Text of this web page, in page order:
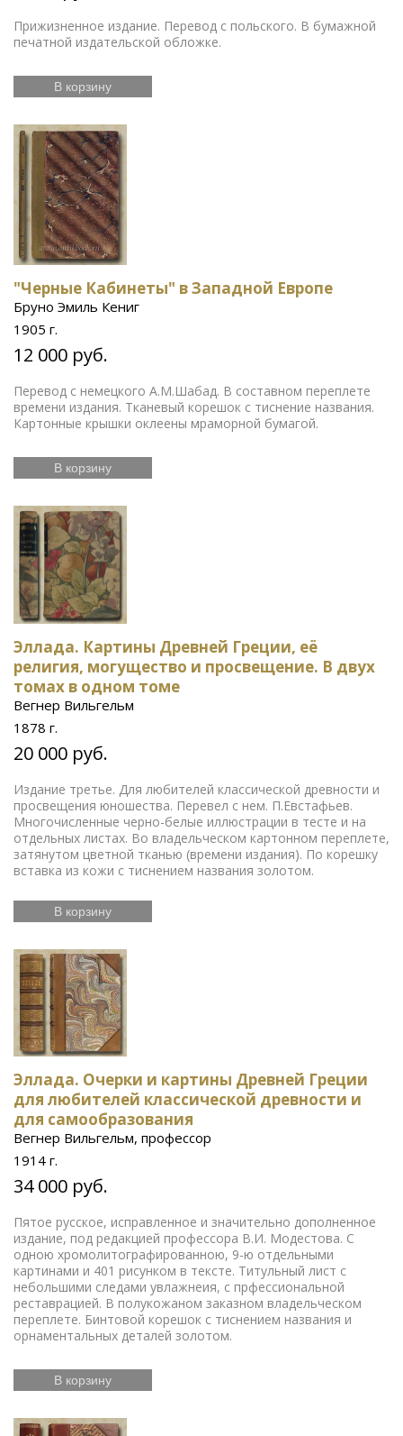
Прижизненное издание. Перевод с польского. В бумажной
печатной издательской обложке.
В корзину
"Черные Кабинеты" в Западной Европе
Бруно Эмиль Кениг
1905 г.
12 000 руб.
Перевод с немецкого А.М.Шабад. В составном переплете
времени издания. Тканевый корешок с тиснение названия.
Картонные крышки оклеены мраморной бумагой.
В корзину
Эллада. Картины Древней Греции, её
религия, могущество и просвещение. В двух
томах в одном томе
Вегнер Вильгельм
1878 г.
20 000 руб.
Издание третье. Для любителей классической древности и
просвещения юношества. Перевел с нем. П.Евстафьев.
Многочисленные черно-белые иллюстрации в тесте и на
отдельных листах. Во владельческом картонном переплете,
затянутом цветной тканью (времени издания). По корешку
вставка из кожи с тиснением названия золотом.
В корзину
Эллада. Очерки и картины Древней Греции
для любителей классической древности и
для самообразования
Вегнер Вильгельм, профессор
1914 г.
34 000 руб.
Пятое русское, исправленное и значительно дополненное
издание, под редакцией профессора В.И. Модестова. С
одною хромолитографированною, 9-ю отдельными
картинами и 401 рисунком в тексте. Титульный лист с
небольшими следами увлажнеия, с прфессиональной
реставрацией. В полукожаном заказном владельческом
переплете. Бинтовой корешок с тиснением названия и
орнаментальных деталей золотом.
В корзину